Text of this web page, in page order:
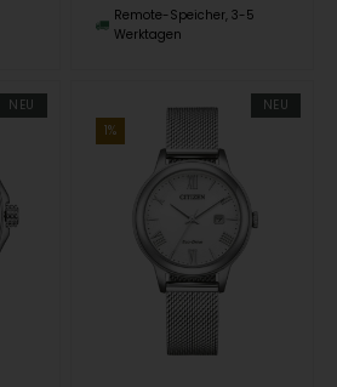
Remote-Speicher, 3-5
Werktagen
NEU
NEU
1%